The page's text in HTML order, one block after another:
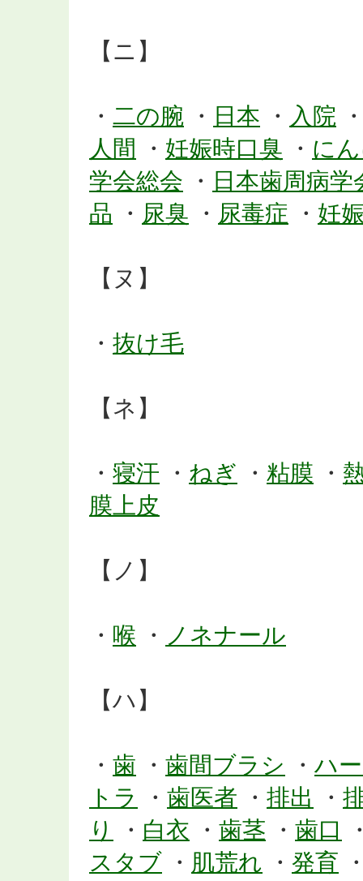
【ニ】
・ 二の腕 ・ 日本 ・ 入院
人間
・ 妊娠時口臭 ・ に
学会総会 ・ 日本歯周病学
品 ・ 尿臭 ・ 尿毒症 ・ 妊
【ヌ】
・ 抜け毛
【ネ】
・ 寝汗 ・ ねぎ ・ 粘膜 ・
膜上皮
【ノ】
・ 喉 ・ ノネナール
【ハ】
・ 歯 ・ 歯間ブラシ ・ ハ
トラ
・ 歯医者 ・ 排出 ・
り
・ 白衣 ・ 歯茎 ・ 歯口
スタブ ・ 肌荒れ ・ 発育